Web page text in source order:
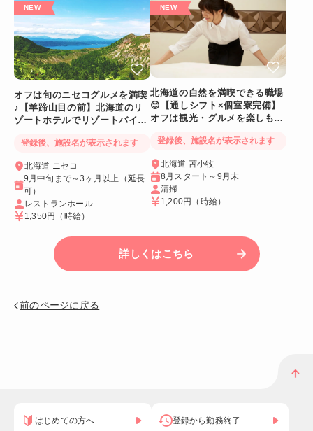
オフは旬のニセコグルメを満喫
♪【羊蹄山目の前】北海道のリ
ゾートホテルでリゾートバイト
登録後、施設名が表示されます
北海道 ニセコ
9月中旬まで～3ヶ月以上（延長
可）
レストランホール
1,350円
（時給）
北海道の自然を満喫できる職場
😊【通しシフト×個室寮完備】
オフは観光・グルメを楽しも
登録後、施設名が表示されます
北海道 苫小牧
8月スタート～9月末
清掃
1,200円
（時給）
詳しくはこちら
前のページに戻る
はじめての方へ 登録から勤務終了